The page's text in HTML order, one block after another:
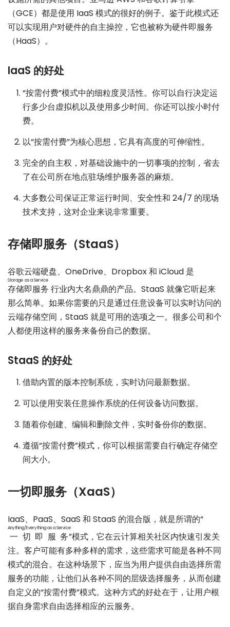
（GCE）都是使用 IaaS 模式的很好的例子。鉴于此模式还
可以实现用户对硬件的自主操控，它也被称为硬件即服务
（HaaS）。
IaaS 的好处
“按需付费”模式中的细粒度灵活性。你可以自行决定运
行多少台虚拟机以及使用多少时间。你还可以按小时付
费。
以“按需付费”为核心思想，它具有高度的可伸缩性。
完全的自主权，对基础设施中的一切事项的控制，省去
了在公司所在地点驻场维护服务器的麻烦。
大多数公司保证正常运行时间、安全性和 24/7 的现场
技术支持，这对企业来说非常重要。
存储即服务（StaaS）
谷歌云端硬盘、OneDrive、Dropbox 和 iCloud 是
存储即服务
Storage as a Service
行业内大名鼎鼎的产品。StaaS 就像它听起来
那么简单。如果你需要的只是通过任意设备可以实时访问的
云端存储空间，StaaS 就是可用的选项之一。很多公司和个
人都使用这样的服务来备份自己的数据。
StaaS 的好处
借助内置的版本控制系统，实时访问最新数据。
可以使用安装任意操作系统的任何设备访问数据。
随着你创建、编辑和删除文件，实时备份你的数据。
遵循“按需付费”模式，你可以根据需要自行确定存储空
间大小。
一切即服务（XaaS）
IaaS、PaaS、SaaS 和 StaaS 的混合版，就是所谓的“
一切即服务
Anything/Everything as a Service
”模式，它在云计算相关社区内快速引发关
注。客户可能有多种多样的需求，这些需求可能是各种不同
模式的混合。在这种场景下，应当为用户提供自由选择所需
服务的功能，让他们从各种不同的层级选择服务，从而创建
自定义的“按需付费”模式。这种方式的好处在于，让用户根
据自身需求自由选择相应的云服务。